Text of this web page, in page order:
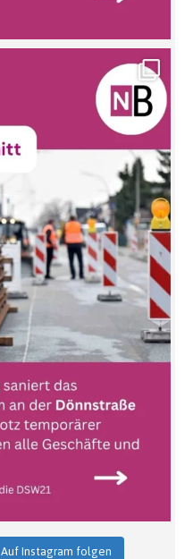
Auf Instagram folgen